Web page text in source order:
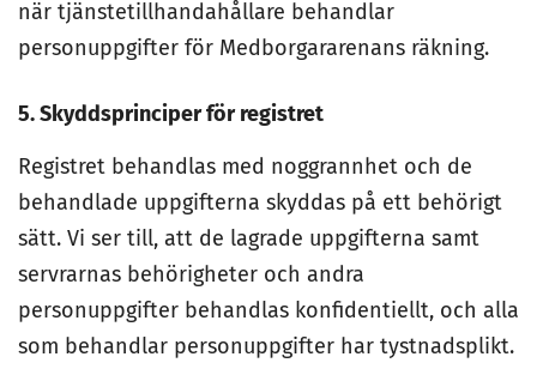
när tjänstetillhandahållare behandlar
personuppgifter för Medborgararenans räkning.
5. Skyddsprinciper för registret
Registret behandlas med noggrannhet och de
behandlade uppgifterna skyddas på ett behörigt
sätt. Vi ser till, att de lagrade uppgifterna samt
servrarnas behörigheter och andra
personuppgifter behandlas konfidentiellt, och alla
som behandlar personuppgifter har tystnadsplikt.